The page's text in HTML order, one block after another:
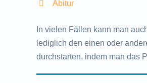
Abitur
In vielen Fällen kann man
lediglich den einen oder
durchstarten, indem man das